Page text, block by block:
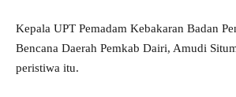
Kepala UPT Pemadam Kebakaran Badan
Bencana Daerah Pemkab Dairi, Amudi
peristiwa itu.